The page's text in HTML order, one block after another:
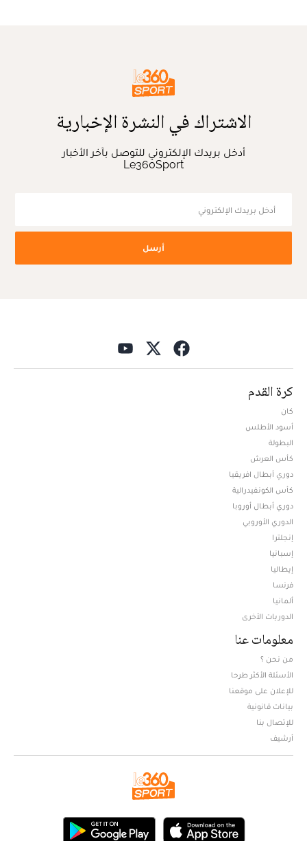
الاشتراك في النشرة الإخبارية
أدخل بريدك الإلكتروني للتوصل بآخر الأخبار
Le360Sport
أرسل
كرة القدم
كان
أسود الأطلس
البطولة
كأس العرش
دوري أبطال افريقيا
كأس الكونفيدرالية
دوري أبطال أوروبا
الدوري الأوروبي
إنجلترا
إسبانيا
إيطاليا
فرنسا
ألمانيا
الدوريات الأخرى
معلومات عنا
من نحن ؟
الأسئلة الأكثر طرحا
للإعلان على موقعنا
بيانات قانونية
للإتصال بنا
أرشيف